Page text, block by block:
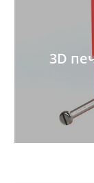
3D